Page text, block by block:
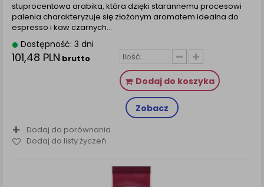
stuprocentowa arabika, która dzięki starannemu procesowi
palenia charakteryzuje się złożonym aromatem idealna do
espresso i kaw czarnych…
Dostępność: 3 dni
101,48 PLN brutto
Dodaj do koszyka
Zobacz
Dodaj do porównania
Dodaj do listy życzeń